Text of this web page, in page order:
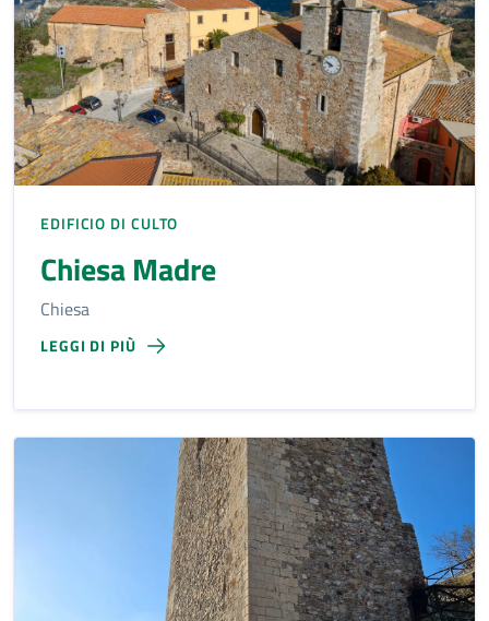
EDIFICIO DI CULTO
Chiesa Madre
Chiesa
LEGGI DI PIÙ